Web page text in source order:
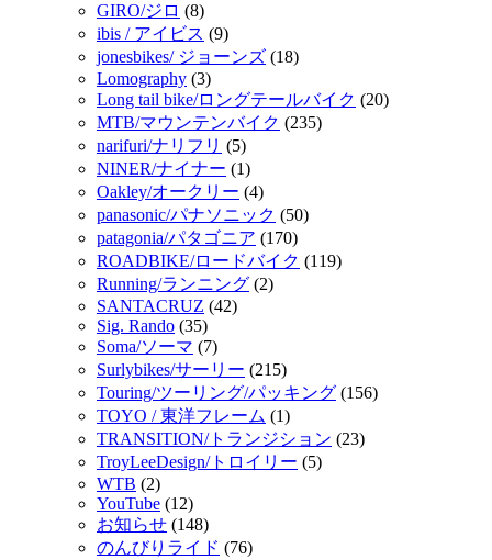
GIRO/ジロ (8)
ibis / アイビス (9)
jonesbikes/ ジョーンズ (18)
Lomography (3)
Long tail bike/ロングテールバイク (20)
MTB/マウンテンバイク (235)
narifuri/ナリフリ (5)
NINER/ナイナー (1)
Oakley/オークリー (4)
panasonic/パナソニック (50)
patagonia/パタゴニア (170)
ROADBIKE/ロードバイク (119)
Running/ランニング (2)
SANTACRUZ (42)
Sig. Rando (35)
Soma/ソーマ (7)
Surlybikes/サーリー (215)
Touring/ツーリング/パッキング (156)
TOYO / 東洋フレーム (1)
TRANSITION/トランジション (23)
TroyLeeDesign/トロイリー (5)
WTB (2)
YouTube (12)
お知らせ (148)
のんびりライド (76)